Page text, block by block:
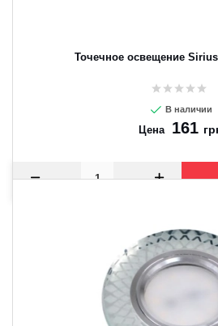
Точечное освещение
В наличии
Цена 161